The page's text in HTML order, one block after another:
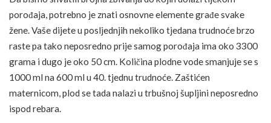
porođaja, potrebno je znati osnovne elemente građe svake
žene. Vaše dijete u posljednjih nekoliko tjedana trudnoće brzo
raste pa tako neposredno prije samog porođaja ima oko 3300
grama i dugo je oko 50 cm. Količina plodne vode smanjuje se s
1000 ml na 600 ml u 40. tjednu trudnoće. Zaštićen
maternicom, plod se tada nalazi u trbušnoj šupljini neposredno
ispod rebara.